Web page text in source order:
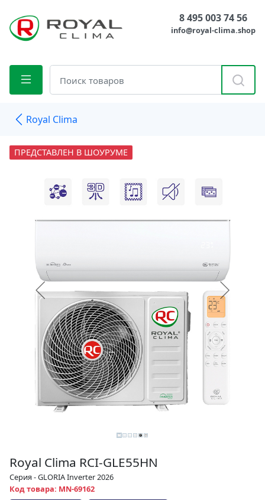
8 495 003 74 56
info@royal-clima.shop
Royal Clima
ПРЕДСТАВЛЕН В ШОУРУМЕ
Royal Clima RCI-GLE55HN
Серия - GLORIA Inverter 2026
Код товара: MN-69162